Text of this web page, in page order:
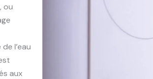
ou
l’eau
aux